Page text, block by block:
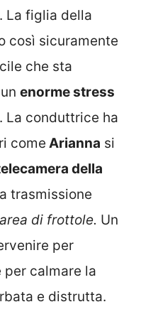
La figlia della
così sicuramente
che sta
enorme stress
La conduttrice ha
come Arianna si
della
trasmissione
di frottole. Un
per
calmare la
e distrutta.